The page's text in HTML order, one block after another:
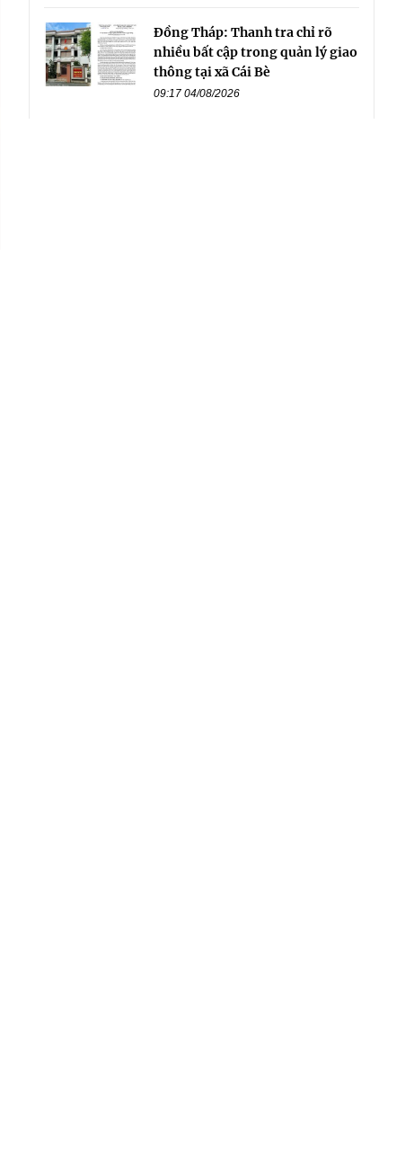
Đồng Tháp: Thanh tra chỉ rõ
nhiều bất cập trong quản lý giao
thông tại xã Cái Bè
09:17 04/08/2026